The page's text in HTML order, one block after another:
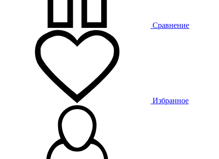
Сравнение
Избранное